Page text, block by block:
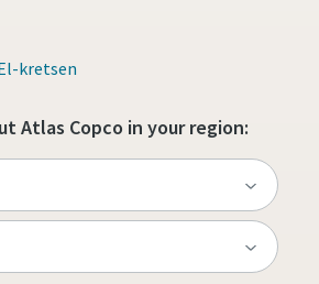
kretsen
Atlas Copco in your region: